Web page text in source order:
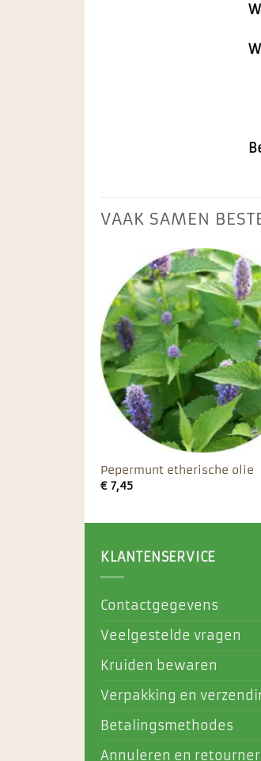
VAAK SAMEN
Pepermunt etherische olie
€7,45
KLANTENSERVICE
Contactgegevens
Veelgestelde vragen
Kruiden bewaren
Verpakking en
Betalingsmethodes
Annuleren en